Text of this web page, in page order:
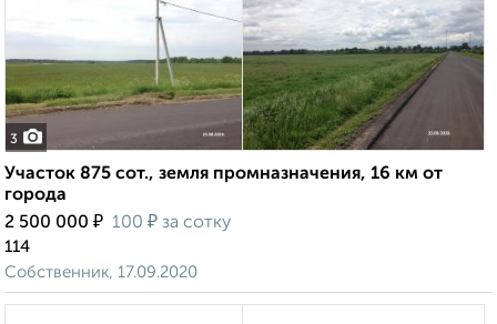
3
Участок 875 сот., земля промназначения, 16 км от
города
2 500 000 ₽ 100 ₽ за сотку
114
Собственник, 17.09.2020